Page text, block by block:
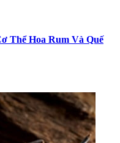
Thể Hoa Rum Và Quế